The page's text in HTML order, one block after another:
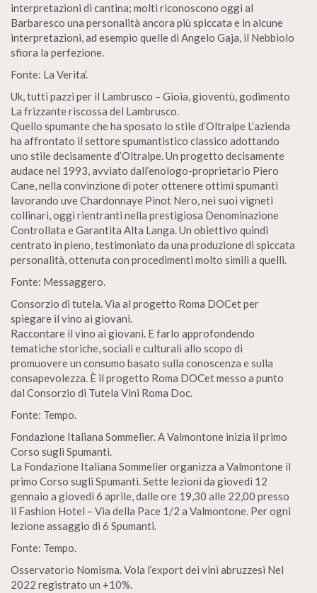
interpretazioni di cantina; molti riconoscono oggi al
Barbaresco una personalità ancora più spiccata e in alcune
interpretazioni, ad esempio quelle di Angelo Gaja, il Nebbiolo
sfiora la perfezione.
Fonte: La Verita’.
Uk, tutti pazzi per il Lambrusco – Gioia, gioventù, godimento
La frizzante riscossa del Lambrusco.
Quello spumante che ha sposato lo stile d’Oltralpe L’azienda
ha affrontato il settore spumantistico classico adottando
uno stile decisamente d’Oltralpe. Un progetto decisamente
audace nel 1993, avviato dall’enologo-proprietario Piero
Cane, nella convinzione di poter ottenere ottimi spumanti
lavorando uve Chardonnaye Pinot Nero, nei suoi vigneti
collinari, oggi rientranti nella prestigiosa Denominazione
Controllata e Garantita Alta Langa. Un obiettivo quindi
centrato in pieno, testimoniato da una produzione di spiccata
personalità, ottenuta con procedimenti molto simili a quelli.
Fonte: Messaggero.
Consorzio di tutela. Via al progetto Roma DOCet per
spiegare il vino ai giovani.
Raccontare il vino ai giovani. E farlo approfondendo
tematiche storiche, sociali e culturali allo scopo di
promuovere un consumo basato sulla conoscenza e sulla
consapevolezza. È il progetto Roma DOCet messo a punto
dal Consorzio di Tutela Vini Roma Doc.
Fonte: Tempo.
Fondazione Italiana Sommelier. A Valmontone inizia il primo
Corso sugli Spumanti.
La Fondazione Italiana Sommelier organizza a Valmontone il
primo Corso sugli Spumanti. Sette lezioni da giovedì 12
gennaio a giovedì 6 aprile, dalle ore 19,30 alle 22,00 presso
il Fashion Hotel – Via della Pace 1/2 a Valmontone. Per ogni
lezione assaggio di 6 Spumanti.
Fonte: Tempo.
Osservatorio Nomisma. Vola l’export dei vini abruzzesi Nel
2022 registrato un +10%.